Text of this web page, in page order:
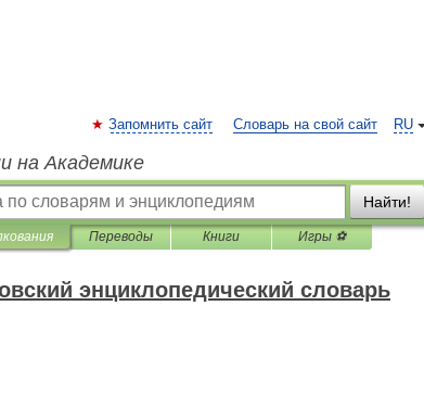
RU
Запомнить сайт Словарь на свой сайт
на Академике
Найти!
Переводы Книги Игры ⚽
энциклопедический словарь